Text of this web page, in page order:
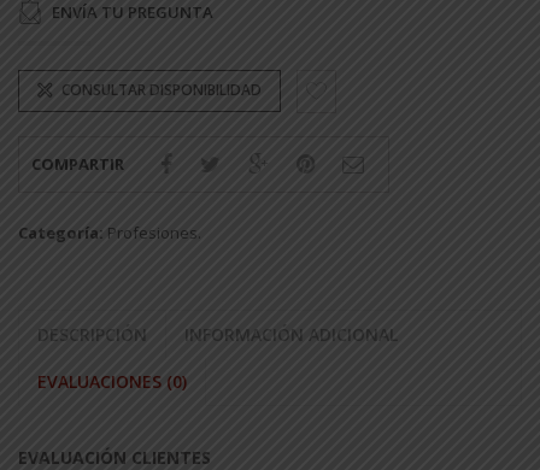
ENVÍA TU PREGUNTA
CONSULTAR DISPONIBILIDAD
COMPARTIR
Categoría: Profesiones.
DESCRIPCIÓN INFORMACIÓN ADICIONAL
EVALUACIONES (0)
EVALUACIÓN CLIENTES